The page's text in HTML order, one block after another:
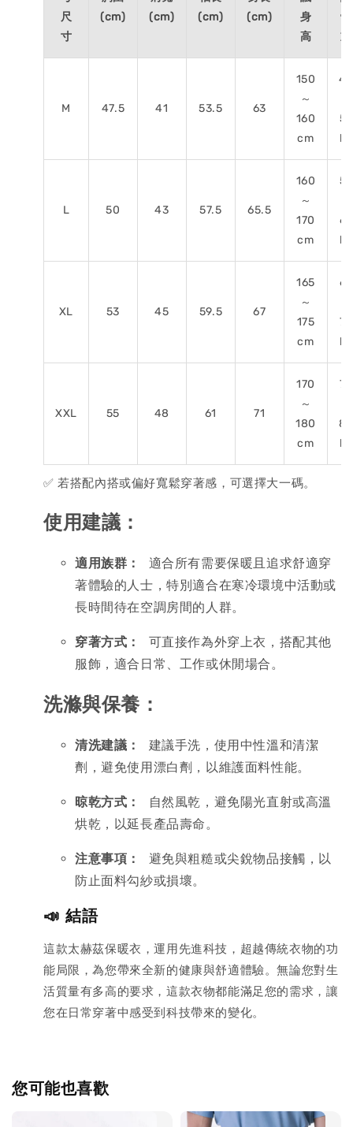
尺
寸
(cm)
(cm)
(cm)
(cm)
身
高
體
重
M 47.5 41 53.5 63
150
～
160
cm
45
55
kg
L 50 43 57.5 65.5
160
～
170
cm
55
65
kg
XL 53 45 59.5 67
165
～
175
cm
65
75
kg
XXL 55 48 61 71
170
～
180
cm
75
85
kg
✅ 若搭配內搭或偏好寬鬆穿著感，可選擇大一碼。
使用建議：
適用族群：
適合所有需要保暖且追求舒適穿
著體驗的人士，特別適合在寒冷環境中活動或
長時間待在空調房間的人群。
穿著方式：
可直接作為外穿上衣，搭配其他
服飾，適合日常、工作或休閒場合。
洗滌與保養：
清洗建議：
建議手洗，使用中性溫和清潔
劑，避免使用漂白劑，以維護面料性能。
晾乾方式：
自然風乾，避免陽光直射或高溫
烘乾，以延長產品壽命。
注意事項：
避免與粗糙或尖銳物品接觸，以
防止面料勾紗或損壞。
📣 結語
這款太赫茲保暖衣，運用先進科技，超越傳統衣物的功
能局限，為您帶來全新的健康與舒適體驗。無論您對生
活質量有多高的要求，這款衣物都能滿足您的需求，讓
您在日常穿著中感受到科技帶來的變化。
您可能也喜歡